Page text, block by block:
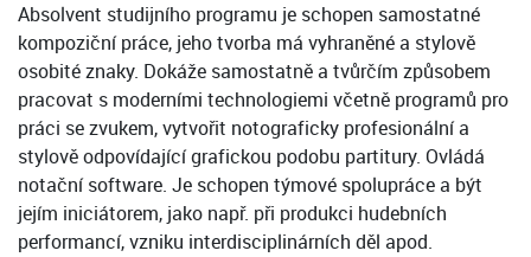
Absolvent studijního programu je schopen samostatné
kompoziční práce, jeho tvorba má vyhraněné a stylově
osobité znaky. Dokáže samostatně a tvůrčím způsobem
pracovat s moderními technologiemi včetně programů pro
práci se zvukem, vytvořit notograficky profesionální a
stylově odpovídající grafickou podobu partitury. Ovládá
notační software. Je schopen týmové spolupráce a být
jejím iniciátorem, jako např. při produkci hudebních
performancí, vzniku interdisciplinárních děl apod.